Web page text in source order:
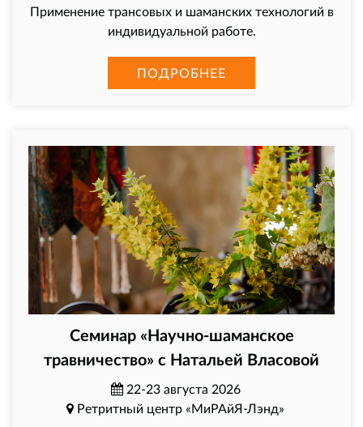
Применение трансовых и шаманских технологий в
индивидуальной работе.
ПОДРОБНЕЕ
Семинар «Научно-шаманское
травничество» с Натальей Власовой
22-23 августа 2026
Ретритный центр «МиРАйЯ-Лэнд»